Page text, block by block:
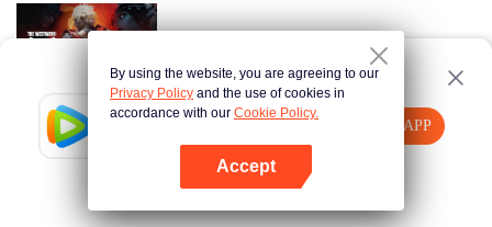
Tencent Video
เปิด APP
คลิกที่นี่ ลองใหม่อีกครั้ง
By using the website, you are agreeing to our
Privacy Policy and the use of cookies in
accordance with our Cookie Policy.
Accept